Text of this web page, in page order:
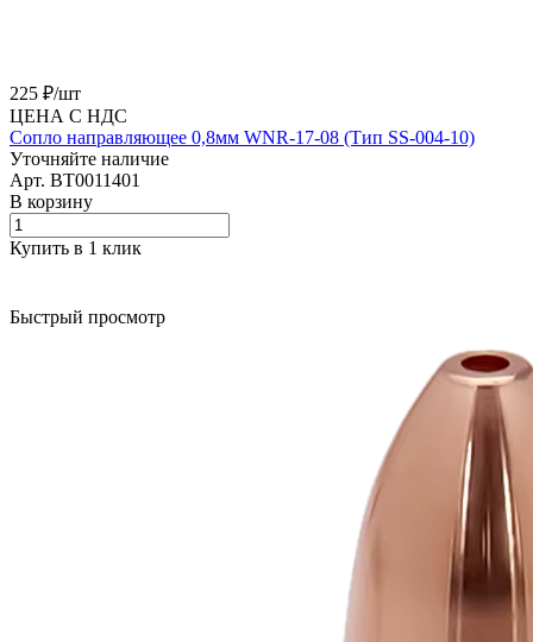
225 ₽/шт
ЦЕНА С НДС
Сопло направляющее 0,8мм WNR-17-08 (Тип SS-004-10)
Уточняйте наличие
Арт. BT0011401
В корзину
Купить в 1 клик
Быстрый просмотр